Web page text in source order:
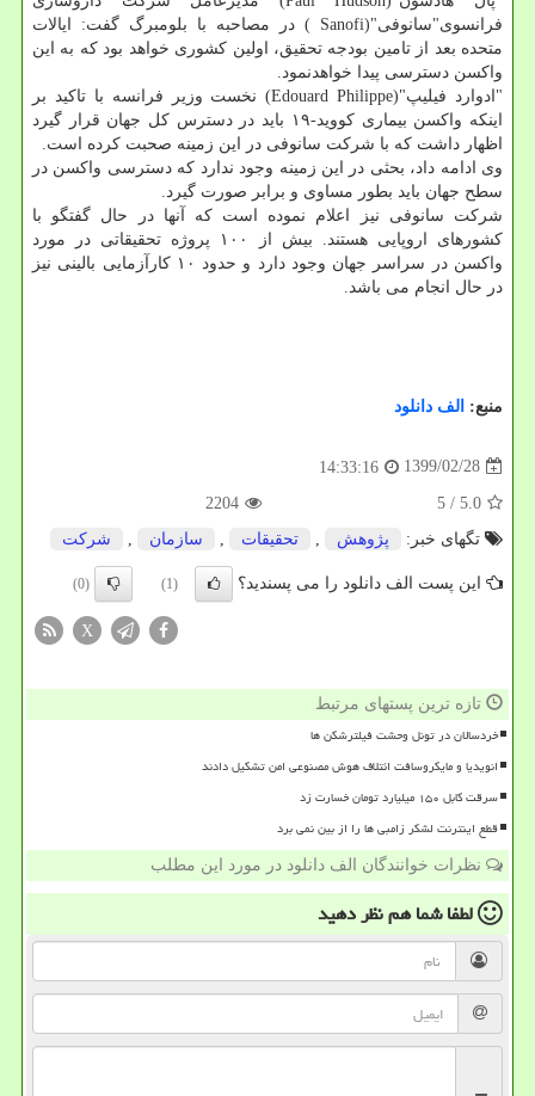
فرانسوی"سانوفی"(Sanofi ) در مصاحبه با بلومبرگ گفت: ایالات
متحده بعد از تامین بودجه تحقیق، اولین کشوری خواهد بود که به این
واکسن دسترسی پیدا خواهدنمود.
"ادوارد فیلیپ"(Edouard Philippe) نخست وزیر فرانسه با تاکید بر
اینکه واکسن بیماری کووید-۱۹ باید در دسترس کل جهان قرار گیرد
اظهار داشت که با شرکت سانوفی در این زمینه صحبت کرده است.
وی ادامه داد، بحثی در این زمینه وجود ندارد که دسترسی واکسن در
سطح جهان باید بطور مساوی و برابر صورت گیرد.
شرکت سانوفی نیز اعلام نموده است که آنها در حال گفتگو با
کشورهای اروپایی هستند. بیش از ۱۰۰ پروژه تحقیقاتی در مورد
واکسن در سراسر جهان وجود دارد و حدود ۱۰ کارآزمایی بالینی نیز
در حال انجام می باشد.
منبع: الف دانلود
1399/02/28
14:33:16
5.0
/ 5
2204
تگهای خبر:
پژوهش , تحقیقات , سازمان , شركت
این پست الف دانلود را می پسندید؟ (1)
(0)
X
تازه ترین پستهای مرتبط
خردسالان در تونل وحشت فیلترشکن ها
انویدیا و مایکروسافت ائتلاف هوش مصنوعی امن تشکیل دادند
سرقت کابل ۱۵۰ میلیارد تومان خسارت زد
قطع اینترنت لشکر زامبی ها را از بین نمی برد
نظرات خوانندگان الف دانلود در مورد این مطلب
لطفا شما همنظر دهید